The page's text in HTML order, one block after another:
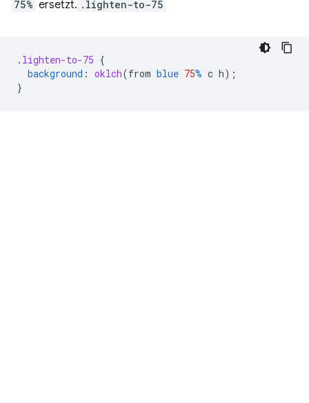
75% ersetzt. .lighten-to-75
. lighten-to-75 {
background : oklch(from blue 75% c h);
}